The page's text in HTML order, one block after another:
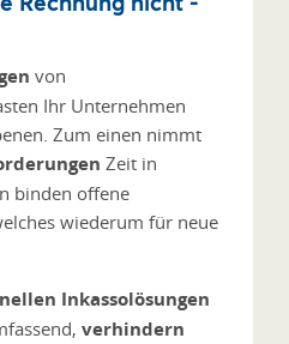
von
Ihr Unternehmen
Zum einen nimmt
Zeit in
binden offene
wiederum für neue
Inkassolösungen
verhindern